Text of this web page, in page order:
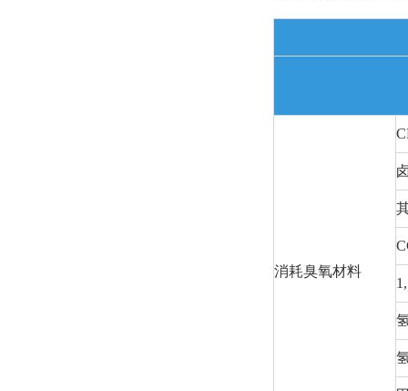
消耗臭氧材料